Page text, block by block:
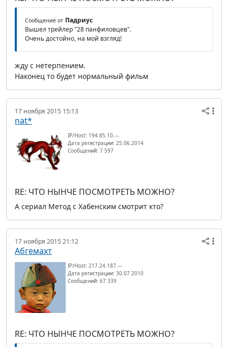
Сообщение от Падриус
Вышел трейлер "28 панфиловцев".
Очень достойно, на мой взгляд!
жду с нетерпением.
Наконец то будет нормальный фильм
17 ноября 2015 15:13
nat*
IP/Host: 194.85.10.---
Дата регистрации: 25.06.2014
Сообщений: 7 597
RE: ЧТО НЫНЧЕ ПОСМОТРЕТЬ МОЖНО?
А сериал Метод с Хабенским смотрит кто?
17 ноября 2015 21:12
Абгемахт
IP/Host: 217.24.187.---
Дата регистрации: 30.07.2010
Сообщений: 67 339
RE: ЧТО НЫНЧЕ ПОСМОТРЕТЬ МОЖНО?